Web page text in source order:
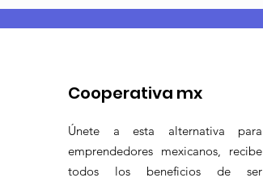
Cooperativa mx
Únete a esta alternativa para
emprendedores mexicanos, recibe
todos los beneficios de ser